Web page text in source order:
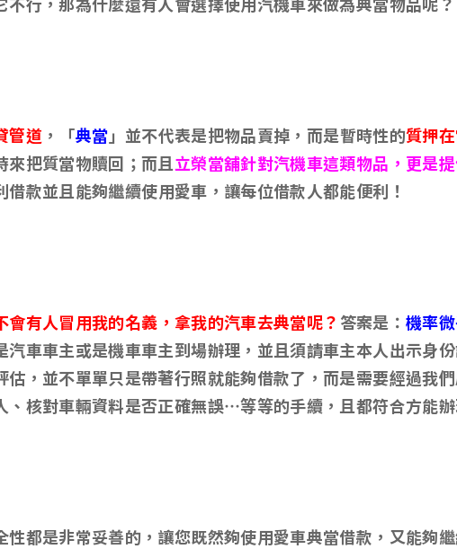
管道 ，「典當」並不代表是把物品賣掉，而是暫時性的質押
把質當物贖回；而且立榮當舖針對汽機車這類物品，更是
借款並且能夠繼續使用愛車，讓每位借款人都能便利！
會有人冒用我的名義，拿我的汽車去典當呢？ 答案是： 機率
車車主或是機車車主到場辦理，並且須請車主本人出示身
，並不單單只是帶著行照就能夠借款了，而是需要經過我
核對車輛資料是否正確無誤…等等的手續，且都符合方能辦
都是非常妥善的，讓您既然夠使用愛車典當借款，又能夠